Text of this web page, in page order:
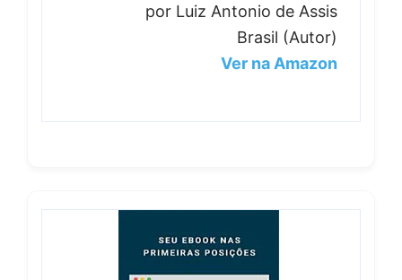
por Luiz Antonio de Assis
Brasil (Autor)
Ver na Amazon